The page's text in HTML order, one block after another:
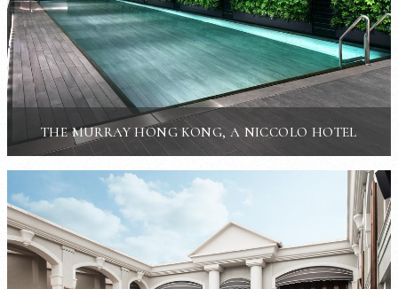
THE MURRAY HONG KONG, A NICCOLO HOTEL